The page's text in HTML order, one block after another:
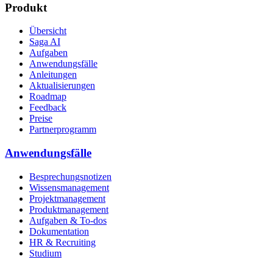
Produkt
Übersicht
Saga AI
Aufgaben
Anwendungsfälle
Anleitungen
Aktualisierungen
Roadmap
Feedback
Preise
Partnerprogramm
Anwendungsfälle
Besprechungsnotizen
Wissensmanagement
Projektmanagement
Produktmanagement
Aufgaben & To-dos
Dokumentation
HR & Recruiting
Studium